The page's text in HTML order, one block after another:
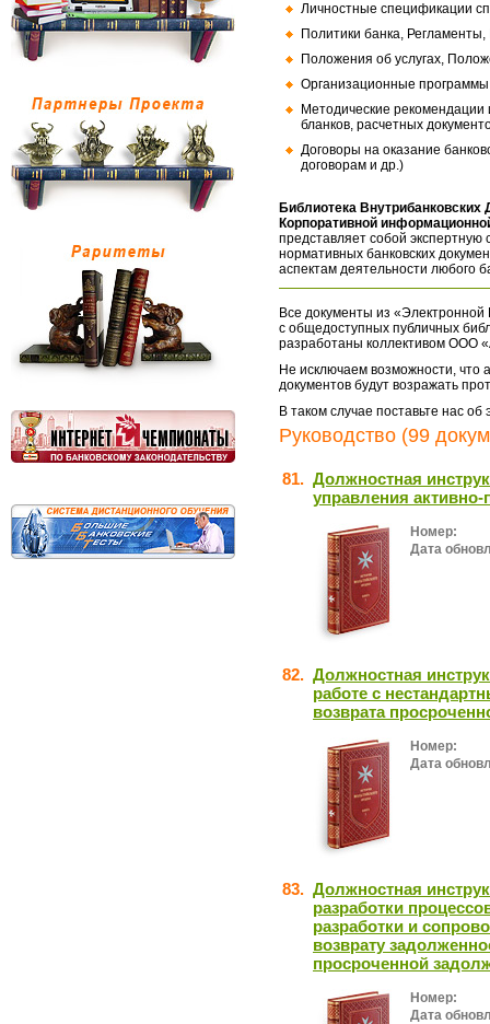
Личностные спецификации
Политики банка,
Положения об услугах,
Организационные
Методические
бланков, расчетных
Договоры на оказание
договорам и др.)
Библиотека
Корпоративной
представляет собой экспертную
нормативных банковских
аспектам деятельности любого
Все документы из «Электронной
с общедоступных публичных
разработаны коллективом ООО
Не исключаем возможности, что
документов будут возражать
В таком случае поставьте нас
Руководство (99
81. Должностная
управления
Номер:
Дата
82. Должностная
работе с
возврата
Номер:
Дата
83. Должностная
разработки
разработки и
возврату
просроченной
Номер:
Дата